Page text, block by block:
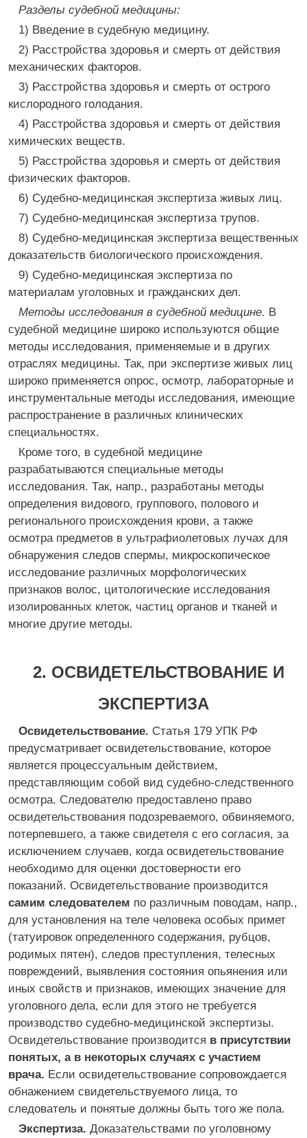
Разделы судебной медицины:
1) Введение в судебную медицину.
2) Расстройства здоровья и смерть от действия
механических факторов.
3) Расстройства здоровья и смерть от острого
кислородного голодания.
4) Расстройства здоровья и смерть от действия
химических веществ.
5) Расстройства здоровья и смерть от действия
физических факторов.
6) Судебно-медицинская экспертиза живых лиц.
7) Судебно-медицинская экспертиза трупов.
8) Судебно-медицинская экспертиза вещественных
доказательств биологического происхождения.
9) Судебно-медицинская экспертиза по
материалам уголовных и гражданских дел.
Методы исследования в судебной медицине. В
судебной медицине широко используются общие
методы исследования, применяемые и в других
отраслях медицины. Так, при экспертизе живых лиц
широко применяется опрос, осмотр, лабораторные и
инструментальные методы исследования, имеющие
распространение в различных клинических
специальностях.
Кроме того, в судебной медицине
разрабатываются специальные методы
исследования. Так, напр., разработаны методы
определения видового, группового, полового и
регионального происхождения крови, а также
осмотра предметов в ультрафиолетовых лучах для
обнаружения следов спермы, микроскопическое
исследование различных морфологических
признаков волос, цитологические исследования
изолированных клеток, частиц органов и тканей и
многие другие методы.
2. ОСВИДЕТЕЛЬСТВОВАНИЕ И
ЭКСПЕРТИЗА
Освидетельствование. Статья 179 УПК РФ
предусматривает освидетельствование, которое
является процессуальным действием,
представляющим собой вид судебно-следственного
осмотра. Следователю предоставлено право
освидетельствования подозреваемого, обвиняемого,
потерпевшего, а также свидетеля с его согласия, за
исключением случаев, когда освидетельствование
необходимо для оценки достоверности его
показаний. Освидетельствование производится
самим следователем по различным поводам, напр.,
для установления на теле человека особых примет
(татуировок определенного содержания, рубцов,
родимых пятен), следов преступления, телесных
повреждений, выявления состояния опьянения или
иных свойств и признаков, имеющих значение для
уголовного дела, если для этого не требуется
производство судебно-медицинской экспертизы.
Освидетельствование производится в присутствии
понятых, а в некоторых случаях с участием
врача. Если освидетельствование сопровождается
обнажением свидетельствуемого лица, то
следователь и понятые должны быть того же пола.
Экспертиза. Доказательствами по уголовному